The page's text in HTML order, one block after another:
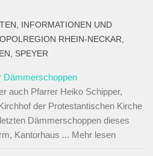
INFORMATIONEN UND
RHEIN-NECKAR,
SPEYER
Dämmerschoppen
auch Pfarrer Heiko Schipper,
der Protestantischen Kirche
Dämmerschoppen dieses
Kantorhaus ... Mehr lesen